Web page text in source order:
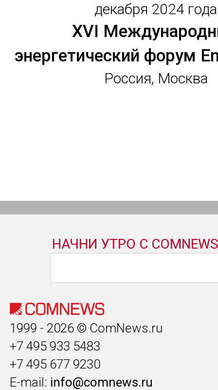
декабря 2024 года
XVI
энергетический форум
Россия, Москва
1999 - 2026 © ComNews.ru
+7 495 933 5483
+7 495 677 9230
E-mail: info@comnews.ru